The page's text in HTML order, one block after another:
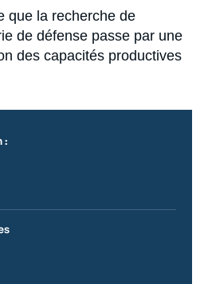
que la recherche de
de défense passe par une
des capacités productives
: